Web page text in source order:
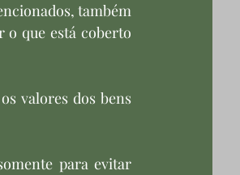
também
o que está coberto
valores dos bens
para evitar